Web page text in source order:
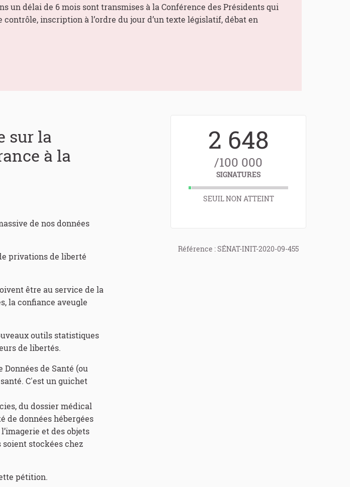
un délai de 6 mois sont transmises à la Conférence des Présidents qui
inscription à l’ordre du jour d’un texte législatif, débat en
2 648
/100 000
SIGNATURES
SEUIL NON ATTEINT
Référence : SÉNAT-INIT-2020-09-455
sur la
à la
de nos données
privations de liberté
être au service de la
la confiance aveugle
outils statistiques
de libertés.
de Santé (ou
C'est un guichet
du dossier médical
de données hébergées
et des objets
stockées chez
pétition.